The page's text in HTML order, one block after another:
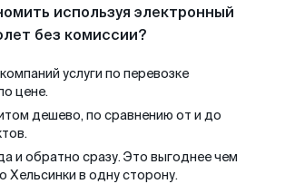
используя электронный
без комиссии?
услуги по перевозке
цене.
дешево, по сравнению от и до
и обратно сразу. Это выгоднее чем
Хельсинки в одну сторону.